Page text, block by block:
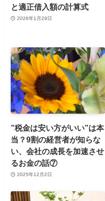
と適正借入額の計算式
2026年1月29日
”税金は安い方がいい”は本
当？9割の経営者が知らな
い、会社の成長を加速させ
るお金の話⑦
2025年12月2日